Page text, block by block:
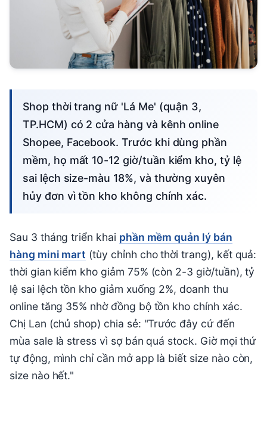
Shop thời trang nữ 'Lá Me' (quận 3,
TP.HCM) có 2 cửa hàng và kênh online
Shopee, Facebook. Trước khi dùng phần
mềm, họ mất 10-12 giờ/tuần kiểm kho, tỷ lệ
sai lệch size-màu 18%, và thường xuyên
hủy đơn vì tồn kho không chính xác.
Sau 3 tháng triển khai phần mềm quản lý bán
hàng mini mart (tùy chỉnh cho thời trang), kết quả:
thời gian kiểm kho giảm 75% (còn 2-3 giờ/tuần), tỷ
lệ sai lệch tồn kho giảm xuống 2%, doanh thu
online tăng 35% nhờ đồng bộ tồn kho chính xác.
Chị Lan (chủ shop) chia sẻ: "Trước đây cứ đến
mùa sale là stress vì sợ bán quá stock. Giờ mọi thứ
tự động, mình chỉ cần mở app là biết size nào còn,
size nào hết."